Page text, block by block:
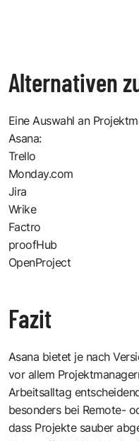
Alternativen
Eine Auswahl an
Asana:
Trello
Monday.com
Jira
Wrike
Factro
proofHub
OpenProject
Fazit
Asana bietet je nach
vor allem
Arbeitsalltag
besonders bei Remote-
dass Projekte sauber